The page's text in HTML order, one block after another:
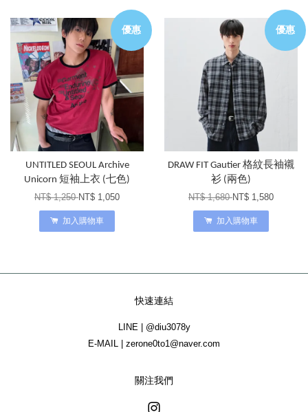
優惠
UNTITLED SEOUL Archive
Unicorn 短袖上衣 (七色)
NT$ 1,250NT$ 1,050
加入購物車
優惠
DRAW FIT Gautier 格紋長袖襯
衫 (兩色)
NT$ 1,680NT$ 1,580
加入購物車
快速連結
LINE | @diu3078y
E-MAIL | zerone0to1@naver.com
關注我們